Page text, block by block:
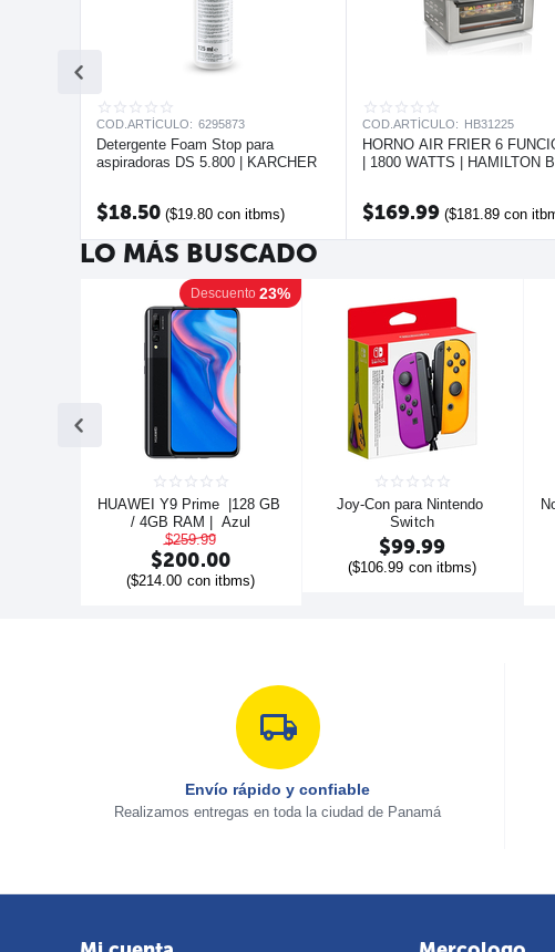
COD.ARTÍCULO: 6295873
Detergente Foam Stop para
aspiradoras DS 5.800 | KARCHER
$18.50 ($19.80 con itbms)
COD.ARTÍCULO: HB31225
HORNO AIR FRIER 6
| 1800 WATTS | HAMILTON
$169.99 ($181.89 con
LO MÁS BUSCADO
Descuento 23%
HUAWEI Y9 Prime  |128 GB
/ 4GB RAM |  Azul
$259.99
$200.00
($214.00 con itbms)
Joy-Con para Nintendo
Switch
$99.99
($106.99 con itbms)
Envío rápido y confiable
Realizamos entregas en toda la ciudad de Panamá